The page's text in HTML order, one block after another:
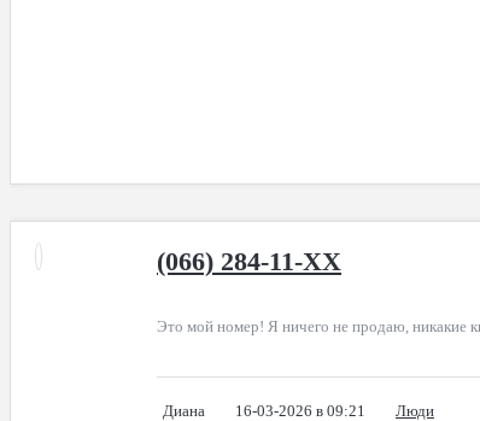
(066) 284-11-XX
Это мой номер! Я ничего не продаю, никакие
Диана 16-03-2026 в 09:21 Люди